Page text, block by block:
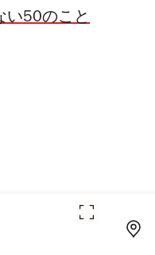
い50のこと